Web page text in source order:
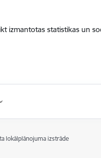
izmantotas statistikas un
lokālplānojuma izstrāde